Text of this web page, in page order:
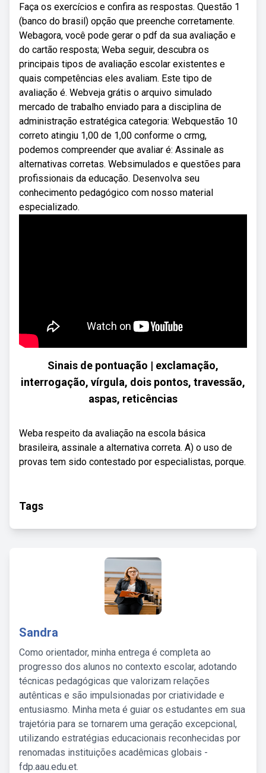
Faça os exercícios e confira as respostas. Questão 1
(banco do brasil) opção que preenche corretamente.
Webagora, você pode gerar o pdf da sua avaliação e
do cartão resposta; Weba seguir, descubra os
principais tipos de avaliação escolar existentes e
quais competências eles avaliam. Este tipo de
avaliação é. Webveja grátis o arquivo simulado
mercado de trabalho enviado para a disciplina de
administração estratégica categoria: Webquestão 10
correto atingiu 1,00 de 1,00 conforme o crmg,
podemos compreender que avaliar é: Assinale as
alternativas corretas. Websimulados e questões para
profissionais da educação. Desenvolva seu
conhecimento pedagógico com nosso material
especializado.
Sinais de pontuação | exclamação,
interrogação, vírgula, dois pontos, travessão,
aspas, reticências
Weba respeito da avaliação na escola básica
brasileira, assinale a alternativa correta. A) o uso de
provas tem sido contestado por especialistas, porque.
Tags
Sandra
Como orientador, minha entrega é completa ao
progresso dos alunos no contexto escolar, adotando
técnicas pedagógicas que valorizam relações
autênticas e são impulsionadas por criatividade e
entusiasmo. Minha meta é guiar os estudantes em sua
trajetória para se tornarem uma geração excepcional,
utilizando estratégias educacionais reconhecidas por
renomadas instituições acadêmicas globais -
fdp.aau.edu.et.